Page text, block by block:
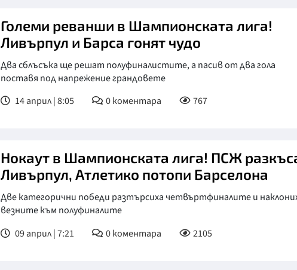
Големи реванши в Шампионската лига!
Ливърпул и Барса гонят чудо
Два сблъсъка ще решат полуфиналистите, а пасив от два гола
поставя под напрежение грандовете
14 април | 8:05
0коментара 767
Нокаут в Шампионската лига! ПСЖ
Ливърпул, Атлетико потопи Барселона
Две категорични победи разтърсиха четвъртфиналите и
везните към полуфиналите
09 април | 7:21
0коментара 2105